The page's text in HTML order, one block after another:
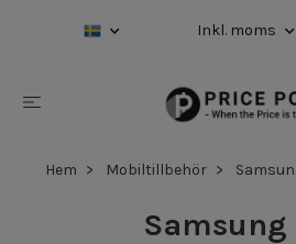
Inkl. moms
Hem Mobiltillbehör
Samsung